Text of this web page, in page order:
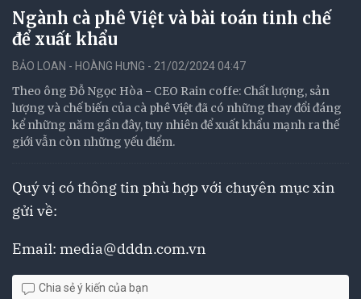
Ngành cà phê Việt và bài toán tinh chế
để xuất khẩu
BẢO LOAN - HOÀNG HƯNG - 21/02/2024 04:47
Theo ông Đỗ Ngọc Hòa - CEO Rain coffe: Chất lượng, sản
lượng và chế biến của cà phê Việt đã có những thay đổi đáng
kể những năm gần đây, tuy nhiên để xuất khẩu mạnh ra thế
giới vẫn còn những yếu điểm.
Quý vị có thông tin phù hợp với chuyên mục xin
gửi về:
Email: media@dddn.com.vn
Chia sẻ ý kiến của bạn